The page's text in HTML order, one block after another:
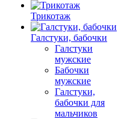
Трикотаж
Галстуки, бабочки
Галстуки
мужские
Бабочки
мужские
Галстуки,
бабочки для
мальчиков